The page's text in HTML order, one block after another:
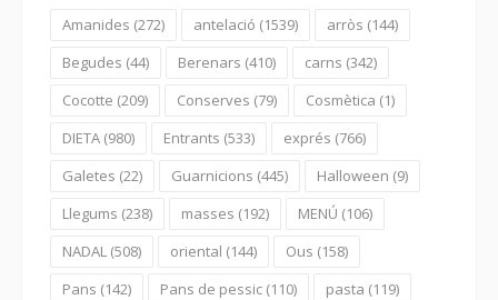
Amanides (272) antelació (1539) arròs (144)
Begudes (44) Berenars (410) carns (342)
Cocotte (209) Conserves (79) Cosmètica (1)
DIETA (980) Entrants (533) exprés (766)
Galetes (22) Guarnicions (445) Halloween (9)
Llegums (238) masses (192) MENÚ (106)
NADAL (508) oriental (144) Ous (158)
Pans (142) Pans de pessic (110) pasta (119)